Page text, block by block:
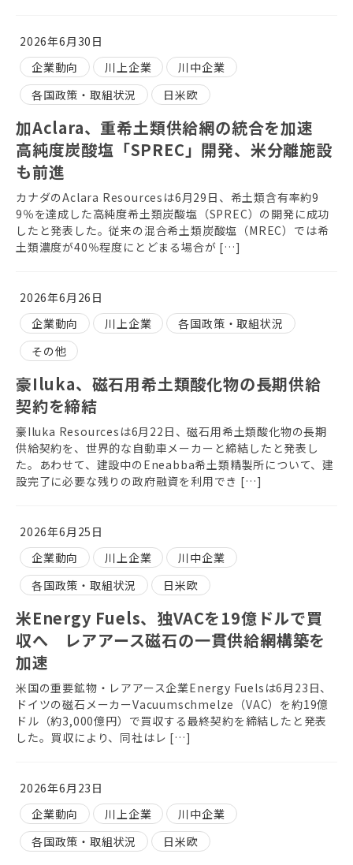
2026年6月30日
企業動向
川上企業
川中企業
各国政策・取組状況
日米欧
加Aclara、重希土類供給網の統合を加速
高純度炭酸塩「SPREC」開発、米分離施設
も前進
カナダのAclara Resourcesは6月29日、希土類含有率約9
9％を達成した高純度希土類炭酸塩（SPREC）の開発に成功
したと発表した。従来の混合希土類炭酸塩（MREC）では希
土類濃度が40％程度にとどまる場合が […]
2026年6月26日
企業動向
川上企業
各国政策・取組状況
その他
豪Iluka、磁石用希土類酸化物の長期供給
契約を締結
豪Iluka Resourcesは6月22日、磁石用希土類酸化物の長期
供給契約を、世界的な自動車メーカーと締結したと発表し
た。あわせて、建設中のEneabba希土類精製所について、建
設完了に必要な残りの政府融資を利用でき […]
2026年6月25日
企業動向
川上企業
川中企業
各国政策・取組状況
日米欧
米Energy Fuels、独VACを19億ドルで買
収へ レアアース磁石の一貫供給網構築を
加速
米国の重要鉱物・レアアース企業Energy Fuelsは6月23日、
ドイツの磁石メーカーVacuumschmelze（VAC）を約19億
ドル（約3,000億円）で買収する最終契約を締結したと発表
した。買収により、同社はレ […]
2026年6月23日
企業動向
川上企業
川中企業
各国政策・取組状況
日米欧